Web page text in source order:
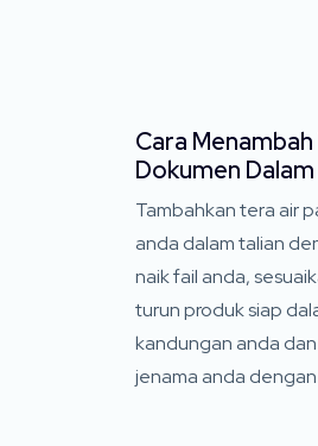
Cara
Dokumen Dalam
Tambahkan tera air
anda dalam talian
naik fail anda,
turun produk siap
kandungan anda
jenama anda